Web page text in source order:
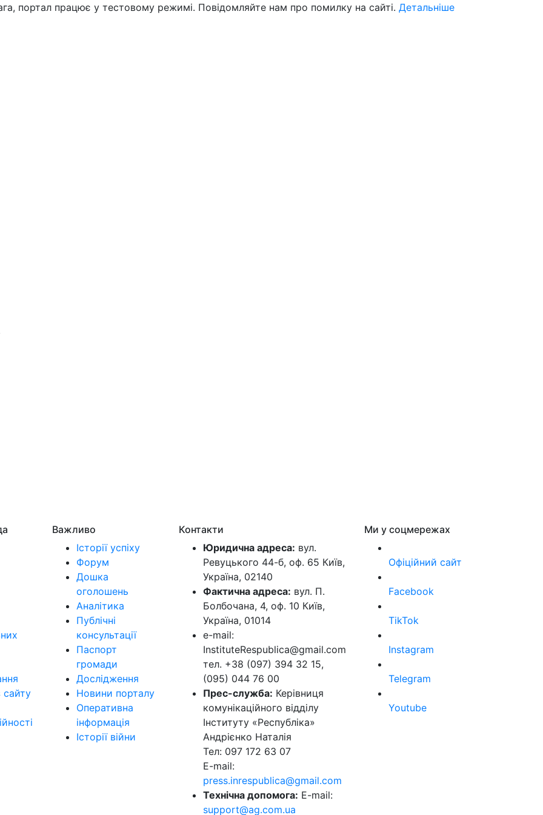
портал працює у тестовому режимі. Повідомляйте нам про помилку на сайті. Детальніше
сайту
Важливо
Історії успіху
Форум
Дошка
оголошень
Аналітика
Публічні
консультації
Паспорт
громади
Дослідження
Новини порталу
Оперативна
інформація
Історії війни
Контакти
Юридична адреса: вул.
Ревуцького 44-б, оф. 65 Київ,
Україна, 02140
Фактична адреса: вул. П.
Болбочана, 4, оф. 10 Київ,
Україна, 01014
e-mail:
InstituteRespublica@gmail.com
тел. +38 (097) 394 32 15,
(095) 044 76 00
Прес-служба: Керівниця
комунікаційного відділу
Інституту «Республіка»
Андрієнко Наталія
Тел: 097 172 63 07
E-mail:
press.inrespublica@gmail.com
Технічна допомога: E-mail:
support@ag.com.ua
Ми у соцмережах
Офіційний сайт
Facebook
TikTok
Instagram
Telegram
Youtube